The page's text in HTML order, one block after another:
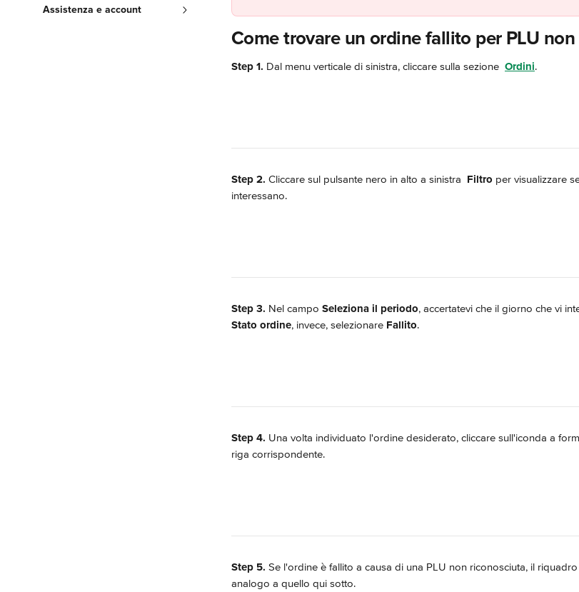
Assistenza e account
Come trovare un ordine fallito per PLU
Step 1. Dal menu verticale di sinistra, cliccare sulla sezione Ordini.
Step 2. Cliccare sul pulsante nero in alto a sinistra Filtro per visualizzare
interessano.
Step 3. Nel campo Seleziona il periodo, accertatevi che il giorno che vi
Stato ordine, invece, selezionare Fallito.
Step 4. Una volta individuato l'ordine desiderato, cliccare sull'iconda a
riga corrispondente.
Step 5. Se l'ordine è fallito a causa di una PLU non riconosciuta, il
analogo a quello qui sotto.